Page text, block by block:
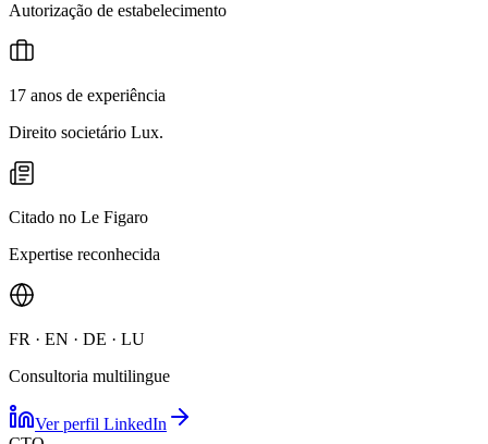
Autorização de estabelecimento
17 anos de experiência
Direito societário Lux.
Citado no Le Figaro
Expertise reconhecida
FR · EN · DE · LU
Consultoria multilingue
Ver perfil LinkedIn